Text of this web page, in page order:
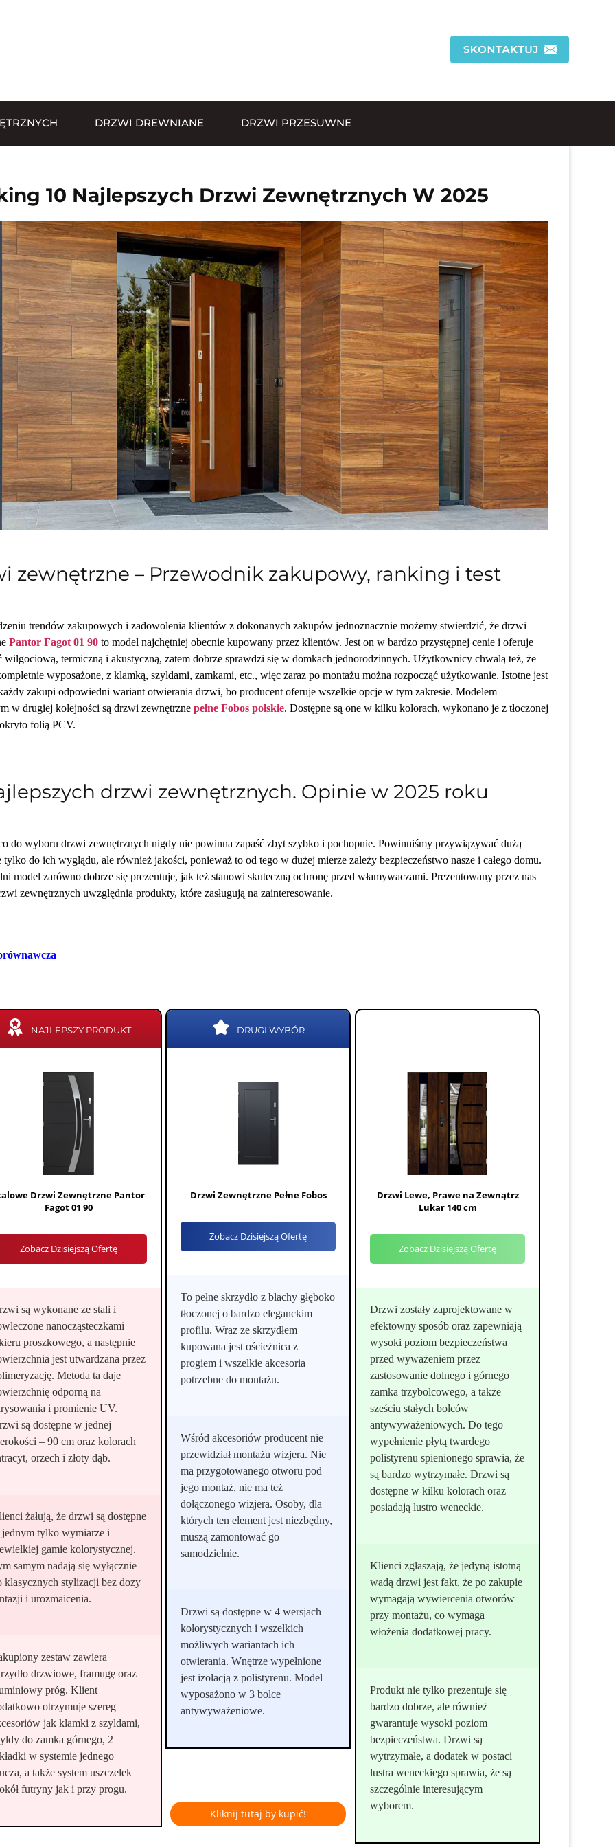
DRZWI DREWNIANE DRZWI PRZESUWNE
10 Najlepszych Drzwi Zewnętrznych W 2025
zewnętrzne – Przewodnik zakupowy, ranking i test
trendów zakupowych i zadowolenia klientów z dokonanych zakupów jednoznacznie możemy stwierdzić, że drzwi
Pantor Fagot 01 90to model najchętniej obecnie kupowany przez klientów. Jest on w bardzo przystępnej cenie i oferuje
wilgociową, termiczną i akustyczną, zatem dobrze sprawdzi się w domkach jednorodzinnych. Użytkownicy chwalą też, że
wyposażone, z klamką, szyldami, zamkami, etc., więc zaraz po montażu można rozpocząć użytkowanie. Istotne jest
zakupi odpowiedni wariant otwierania drzwi, bo producent oferuje wszelkie opcje w tym zakresie. Modelem
w drugiej kolejności są drzwi zewnętrzne pełne Fobos polskie. Dostępne są one w kilku kolorach, wykonano je z tłoczonej
folią PCV.
drzwi zewnętrznych. Opinie w 2025 roku
do wyboru drzwi zewnętrznych nigdy nie powinna zapaść zbyt szybko i pochopnie. Powinniśmy przywiązywać dużą
tylko do ich wyglądu, ale również jakości, ponieważ to od tego w dużej mierze zależy bezpieczeństwo nasze i całego domu.
model zarówno dobrze się prezentuje, jak też stanowi skuteczną ochronę przed włamywaczami. Prezentowany przez nas
zewnętrznych uwzględnia produkty, które zasługują na zainteresowanie.
NAJLEPSZY PRODUKT
Drzwi Zewnętrzne Pantor
Fagot 01 90
Zobacz Dzisiejszą Ofertę
są wykonane ze stali i
nanocząsteczkami
proszkowego, a następnie
jest utwardzana przez
Metoda ta daje
odporną na
i promienie UV.
są dostępne w jednej
– 90 cm oraz kolorach
orzech i złoty dąb.
żałują, że drzwi są dostępne
tylko wymiarze i
gamie kolorystycznej.
samym nadają się wyłącznie
klasycznych stylizacji bez dozy
i urozmaicenia.
zestaw zawiera
drzwiowe, framugę oraz
próg. Klient
otrzymuje szereg
jak klamki z szyldami,
do zamka górnego, 2
w systemie jednego
a także system uszczelek
futryny jak i przy progu.
DRUGI WYBÓR
Drzwi Zewnętrzne Pełne Fobos
Zobacz Dzisiejszą Ofertę
To pełne skrzydło z blachy głęboko
tłoczonej o bardzo eleganckim
profilu. Wraz ze skrzydłem
kupowana jest ościeżnica z
progiem i wszelkie akcesoria
potrzebne do montażu.
Wśród akcesoriów producent nie
przewidział montażu wizjera. Nie
ma przygotowanego otworu pod
jego montaż, nie ma też
dołączonego wizjera. Osoby, dla
których ten element jest niezbędny,
muszą zamontować go
samodzielnie.
Drzwi są dostępne w 4 wersjach
kolorystycznych i wszelkich
możliwych wariantach ich
otwierania. Wnętrze wypełnione
jest izolacją z polistyrenu. Model
wyposażono w 3 bolce
antywyważeniowe.
Kliknij tutaj by kupić!
Drzwi Lewe, Prawe na Zewnątrz
Lukar 140 cm
Zobacz Dzisiejszą Ofertę
Drzwi zostały zaprojektowane w
efektowny sposób oraz zapewniają
wysoki poziom bezpieczeństwa
przed wyważeniem przez
zastosowanie dolnego i górnego
zamka trzybolcowego, a także
sześciu stałych bolców
antywyważeniowych. Do tego
wypełnienie płytą twardego
polistyrenu spienionego sprawia, że
są bardzo wytrzymałe. Drzwi są
dostępne w kilku kolorach oraz
posiadają lustro weneckie.
Klienci zgłaszają, że jedyną istotną
wadą drzwi jest fakt, że po zakupie
wymagają wywiercenia otworów
przy montażu, co wymaga
włożenia dodatkowej pracy.
Produkt nie tylko prezentuje się
bardzo dobrze, ale również
gwarantuje wysoki poziom
bezpieczeństwa. Drzwi są
wytrzymałe, a dodatek w postaci
lustra weneckiego sprawia, że są
szczególnie interesującym
wyborem.